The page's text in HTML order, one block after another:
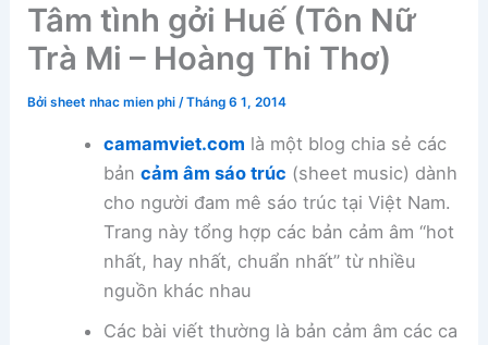
Tâm tình gởi Huế (Tôn Nữ
Trà Mi – Hoàng Thi Thơ)
Bởisheet nhac mien phi/Tháng 6 1, 2014
camamviet.com là một blog chia sẻ các
bản cảm âm sáo trúc (sheet music) dành
cho người đam mê sáo trúc tại Việt Nam.
Trang này tổng hợp các bản cảm âm “hot
nhất, hay nhất, chuẩn nhất” từ nhiều
nguồn khác nhau
Các bài viết thường là bản cảm âm các ca